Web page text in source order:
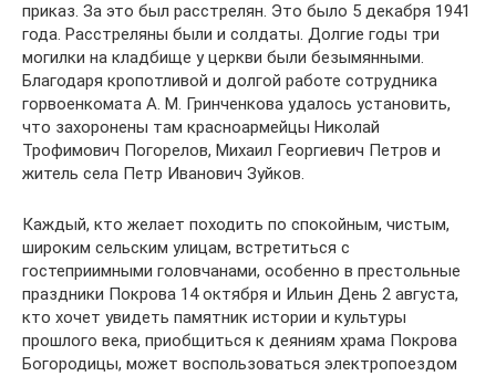
приказ. За это был расстрелян. Это было 5 декабря 1941
года. Расстреляны были и солдаты. Долгие годы три
могилки на кладбище у церкви были безымянными.
Благодаря кропотливой и долгой работе сотрудника
горвоенкомата А. М. Гринченкова удалось установить,
что захоронены там красноармейцы Николай
Трофимович Погорелов, Михаил Георгиевич Петров и
житель села Петр Иванович Зуйков.
Каждый, кто желает походить по спокойным, чистым,
широким сельским улицам, встретиться с
гостеприимными головчанами, особенно в престольные
праздники Покрова 14 октября и Ильин День 2 августа,
кто хочет увидеть памятник истории и культуры
прошлого века, приобщиться к деяниям храма Покрова
Богородицы, может воспользоваться электропоездом